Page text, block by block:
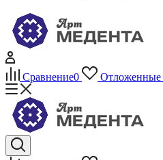
Сравнение0 Отложенные